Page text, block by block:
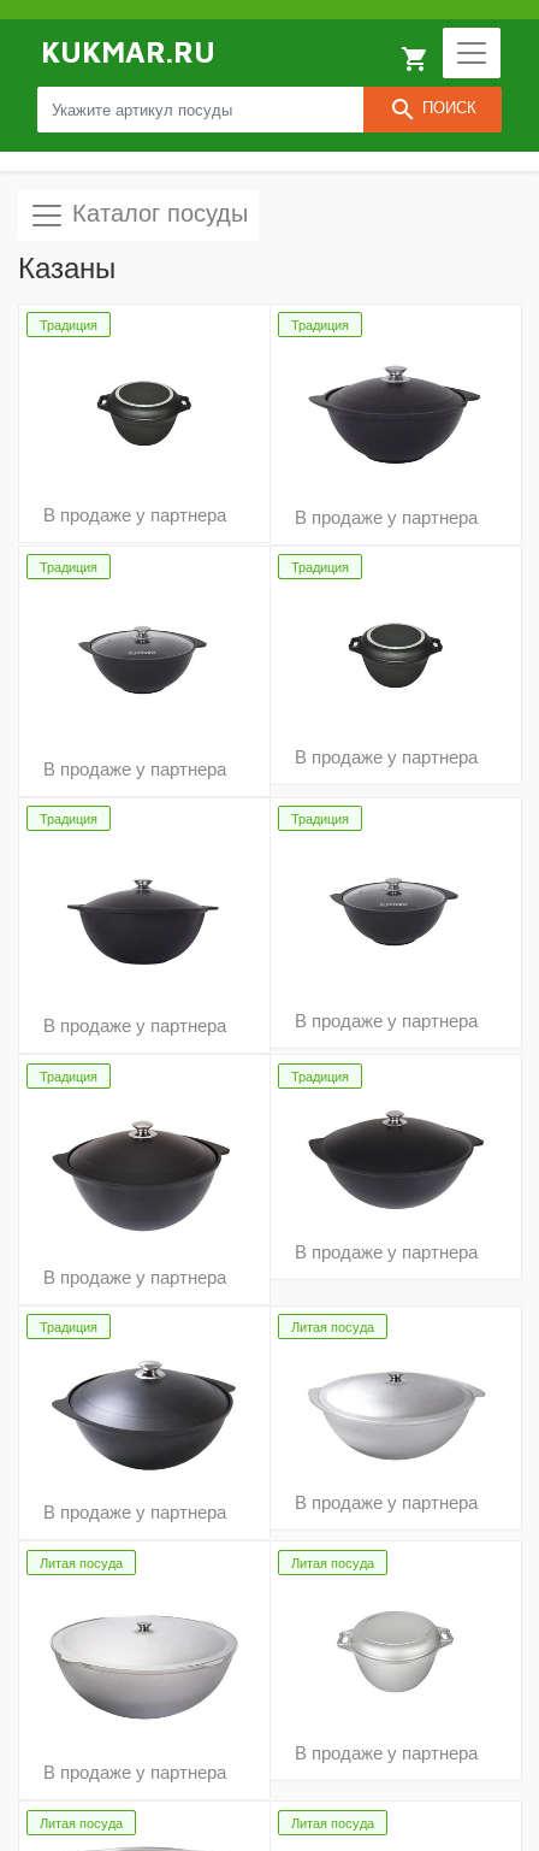
KUKMAR.RU
search ПОИСК
local_grocery_store
Каталог посуды
Казаны
Традиция
В продаже у партнера
Традиция
В продаже у партнера
Традиция
В продаже у партнера
Традиция
В продаже у партнера
Традиция
В продаже у партнера
Традиция
В продаже у партнера
Традиция
В продаже у партнера
Традиция
В продаже у партнера
Традиция
В продаже у партнера
Литая посуда
В продаже у партнера
Литая посуда
В продаже у партнера
Литая посуда
В продаже у партнера
Литая посуда Литая посуда